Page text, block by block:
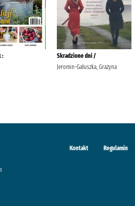
:
Skradzione dni /
Jeromin-Gałuszka, Grażyna
Kontakt Regulamin